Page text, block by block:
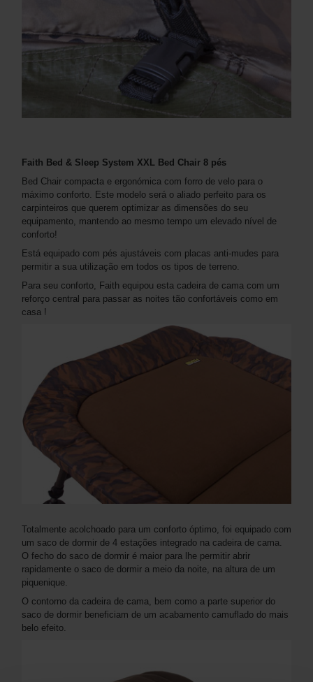
Faith Bed & Sleep System XXL Bed Chair 8 pés
Bed Chair compacta e ergonómica com forro de velo para o
máximo conforto. Este modelo será o aliado perfeito para os
carpinteiros que querem optimizar as dimensões do seu
equipamento, mantendo ao mesmo tempo um elevado nível de
conforto!
Está equipado com pés ajustáveis com placas anti-mudes para
permitir a sua utilização em todos os tipos de terreno.
Para seu conforto, Faith equipou esta cadeira de cama com um
reforço central para passar as noites tão confortáveis como em
casa !
Totalmente acolchoado para um conforto óptimo, foi equipado com
um saco de dormir de 4 estações integrado na cadeira de cama.
O fecho do saco de dormir é maior para lhe permitir abrir
rapidamente o saco de dormir a meio da noite, na altura de um
piquenique.
O contorno da cadeira de cama, bem como a parte superior do
saco de dormir beneficiam de um acabamento camuflado do mais
belo efeito.